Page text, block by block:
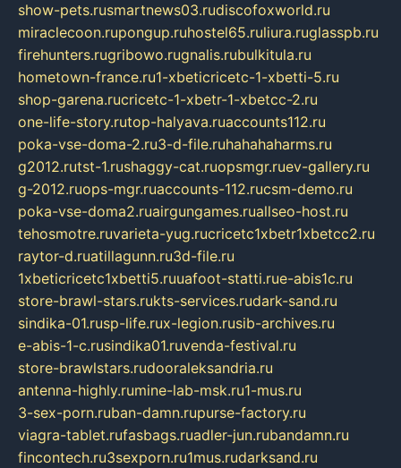
show-pets.rusmartnews03.rudiscofoxworld.ru
miraclecoon.rupongup.ruhostel65.ruliura.ruglasspb.ru
firehunters.rugribowo.rugnalis.rubulkitula.ru
hometown-france.ru1-xbeticricetc-1-xbetti-5.ru
shop-garena.rucricetc-1-xbetr-1-xbetcc-2.ru
one-life-story.rutop-halyava.ruaccounts112.ru
poka-vse-doma-2.ru3-d-file.ruhahahaharms.ru
g2012.rutst-1.rushaggy-cat.ruopsmgr.ruev-gallery.ru
g-2012.ruops-mgr.ruaccounts-112.rucsm-demo.ru
poka-vse-doma2.ruairgungames.ruallseo-host.ru
tehosmotre.ruvarieta-yug.rucricetc1xbetr1xbetcc2.ru
raytor-d.ruatillagunn.ru3d-file.ru
1xbeticricetc1xbetti5.ruuafoot-statti.rue-abis1c.ru
store-brawl-stars.rukts-services.rudark-sand.ru
sindika-01.rusp-life.rux-legion.rusib-archives.ru
e-abis-1-c.rusindika01.ruvenda-festival.ru
store-brawlstars.rudooraleksandria.ru
antenna-highly.rumine-lab-msk.ru1-mus.ru
3-sex-porn.ruban-damn.rupurse-factory.ru
viagra-tablet.rufasbags.ruadler-jun.rubandamn.ru
fincontech.ru3sexporn.ru1mus.rudarksand.ru